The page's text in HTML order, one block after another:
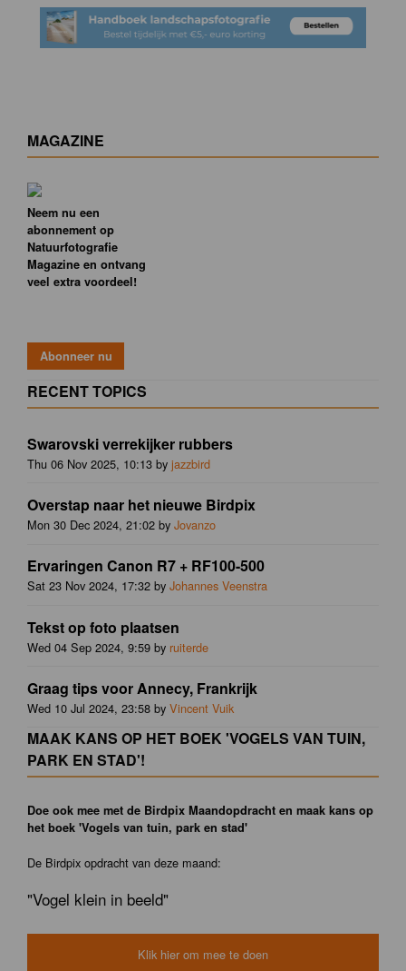
MAGAZINE
Neem nu een
abonnement op
Natuurfotografie
Magazine en ontvang
veel extra voordeel!
RECENT TOPICS
Swarovski verrekijker rubbers
Thu 06 Nov 2025, 10:13 by jazzbird
Overstap naar het nieuwe Birdpix
Mon 30 Dec 2024, 21:02 by Jovanzo
Ervaringen Canon R7 + RF100-500
Sat 23 Nov 2024, 17:32 by Johannes Veenstra
Tekst op foto plaatsen
Wed 04 Sep 2024, 9:59 by ruiterde
Graag tips voor Annecy, Frankrijk
Wed 10 Jul 2024, 23:58 by Vincent Vuik
MAAK KANS OP HET BOEK 'VOGELS VAN TUIN,
PARK EN STAD'!
Doe ook mee met de Birdpix Maandopdracht en maak kans op
het boek 'Vogels van tuin, park en stad'
De Birdpix opdracht van deze maand:
"Vogel klein in beeld"
Klik hier om mee te doen